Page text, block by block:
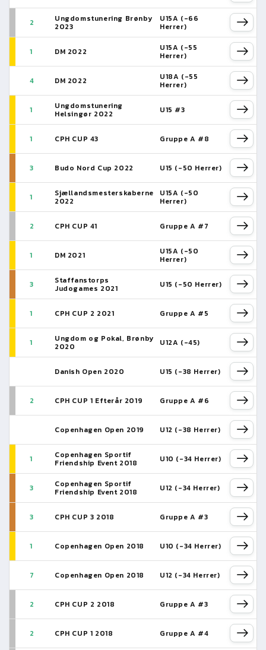
2 Ungdomstunering Brønby
2023
U15A (-66
Herrer)
1 DM 2022 U15A (-55
Herrer)
4 DM 2022 U18A (-55
Herrer)
1 Ungdomstunering
Helsingør 2022 U15 #3
1 CPH CUP 43 Gruppe A #8
3 Budo Nord Cup 2022 U15 (-50 Herrer)
1 Sjællandsmesterskaberne
2022
U15A (-50
Herrer)
2 CPH CUP 41 Gruppe A #7
1 DM 2021 U15A (-50
Herrer)
3 Staffanstorps
Judogames 2021 U15 (-50 Herrer)
1 CPH CUP 2 2021 Gruppe A #5
1 Ungdom og Pokal, Brønby
2020 U12A (-45)
Danish Open 2020 U15 (-38 Herrer)
2 CPH CUP 1 Efterår 2019 Gruppe A #6
Copenhagen Open 2019 U12 (-38 Herrer)
1 Copenhagen Sportif
Friendship Event 2018 U10 (-34 Herrer)
3 Copenhagen Sportif
Friendship Event 2018 U12 (-34 Herrer)
3 CPH CUP 3 2018 Gruppe A #3
1 Copenhagen Open 2018 U10 (-34 Herrer)
7 Copenhagen Open 2018 U12 (-34 Herrer)
2 CPH CUP 2 2018 Gruppe A #3
2 CPH CUP 1 2018 Gruppe A #4